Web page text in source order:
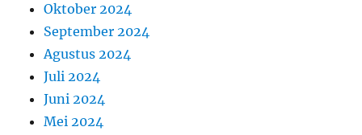
Oktober 2024
September 2024
Agustus 2024
Juli 2024
Juni 2024
Mei 2024